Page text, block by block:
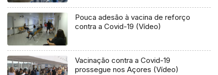
Pouca adesão à vacina de reforço
contra a Covid-19 (Vídeo)
Vacinação contra a Covid-19
prossegue nos Açores (Vídeo)